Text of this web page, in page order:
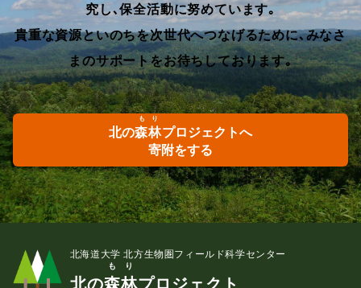
究し､保全活動に努めています｡
貴重な資源といのちを次世代へつなげるために､みなさ
まのサポートをお待ちしております｡
北の森林
もり
プロジェクトへ
寄附をする
北海道大学 北方生物圏フィールド科学センター
北の森林
もり
プロジェクト